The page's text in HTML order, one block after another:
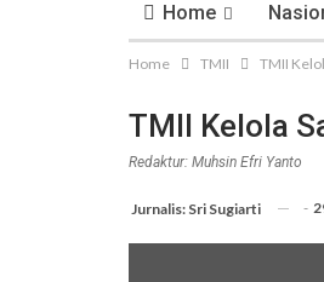
Home
Lomba Vlog
Home TMII TMII
TMII Kelola
Redaktur: Muhsin Efri Yanto
Jurnalis: Sri Sugiarti -